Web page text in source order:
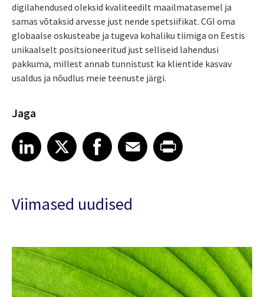
digilahendused oleksid kvaliteedilt maailmatasemel ja
samas võtaksid arvesse just nende spetsiifikat. CGI oma
globaalse oskusteabe ja tugeva kohaliku tiimiga on Eestis
unikaalselt positsioneeritud just selliseid lahendusi
pakkuma, millest annab tunnistust ka klientide kasvav
usaldus ja nõudlus meie teenuste järgi.
Jaga
Share article on LinkedIn
LinkedIn
Share article on XShare article on Facebook
Facebook
Share article on Email
EmailShare article on Print
Viimased uudised